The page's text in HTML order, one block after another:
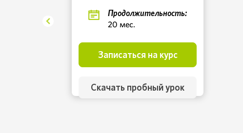
Продолжительность:
20 мес.
Записаться на курс
Скачать пробный урок